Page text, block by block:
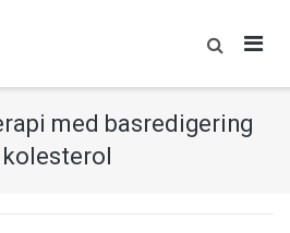
med basredigering